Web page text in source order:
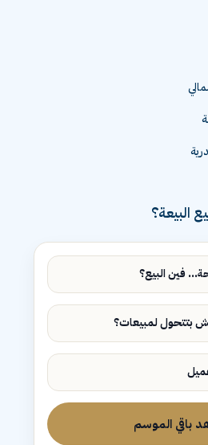
البيعة؟
باقي الموسم